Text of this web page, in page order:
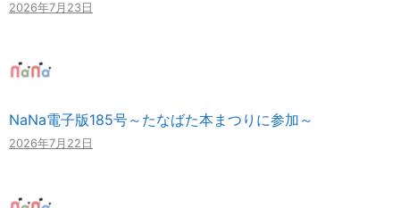
2026年7月23日
NaNa電子版185号～たなばた本まつりに参加～
2026年7月22日